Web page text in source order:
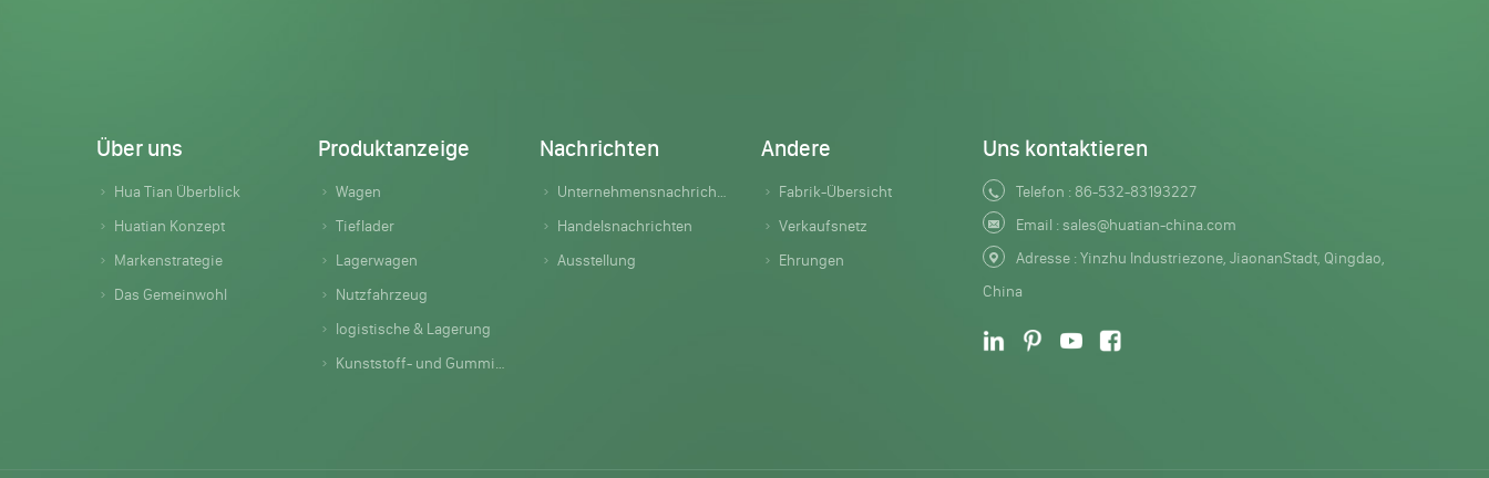
Über uns
Hua Tian Überblick
Huatian Konzept
Markenstrategie
Das Gemeinwohl
Produktanzeige
Wagen
Tieflader
Lagerwagen
Nutzfahrzeug
logistische & Lagerung
Kunststoff- und Gummiprodukte
Nachrichten
Unternehmensnachrichten
Handelsnachrichten
Ausstellung
Andere
Fabrik-Übersicht
Verkaufsnetz
Ehrungen
Uns kontaktieren
Telefon : 86-532-83193227
Email :sales@huatian-china.com
Adresse : Yinzhu Industriezone, JiaonanStadt, Qingdao,
China